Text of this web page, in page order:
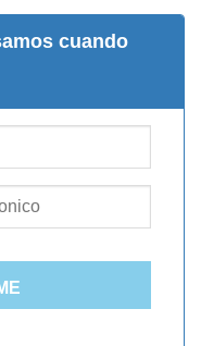
cuando